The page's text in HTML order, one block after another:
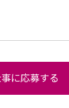
に応募する